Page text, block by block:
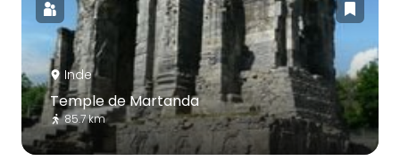
Inde
Temple de Martanda
85.7 km